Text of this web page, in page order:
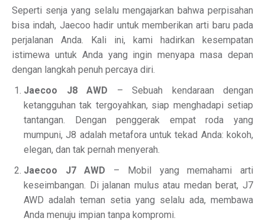
Seperti senja yang selalu mengajarkan bahwa perpisahan
bisa indah, Jaecoo hadir untuk memberikan arti baru pada
perjalanan Anda. Kali ini, kami hadirkan kesempatan
istimewa untuk Anda yang ingin menyapa masa depan
dengan langkah penuh percaya diri.
Jaecoo J8 AWD – Sebuah kendaraan dengan
ketangguhan tak tergoyahkan, siap menghadapi setiap
tantangan. Dengan penggerak empat roda yang
mumpuni, J8 adalah metafora untuk tekad Anda: kokoh,
elegan, dan tak pernah menyerah.
Jaecoo J7 AWD – Mobil yang memahami arti
keseimbangan. Di jalanan mulus atau medan berat, J7
AWD adalah teman setia yang selalu ada, membawa
Anda menuju impian tanpa kompromi.